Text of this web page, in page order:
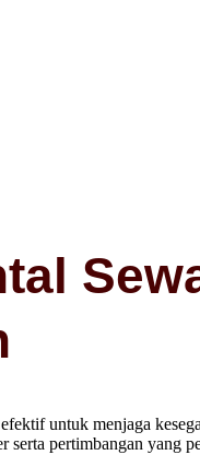
untuk menjaga
serta pertimbangan yang